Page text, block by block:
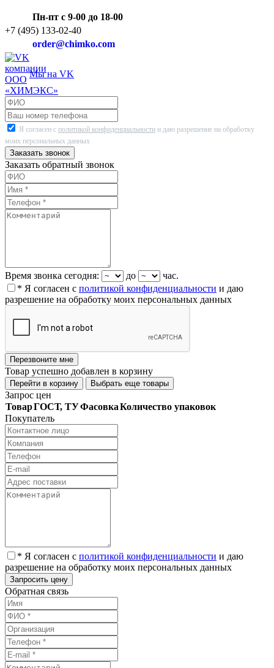
Пн-пт с 9-00 до 18-00
+7 (495) 133-02-40
order@chimko.com
Мы на VK
Я согласен с политикой конфиденциальности и даю разрешение на обработку
моих персональных данных
Заказать звонок
Заказать обратный звонок
Время звонка сегодня: до
час.
* Я согласен с политикой конфиденциальности и даю
разрешение на обработку моих персональных данных
Перезвоните мне
Товар успешно добавлен в корзину
Перейти в корзину Выбрать еще товары
Запрос цен
ТоварГОСТ, ТУФасовкаКоличество упаковок
Покупатель
* Я согласен с политикой конфиденциальности и даю
разрешение на обработку моих персональных данных
Обратная связь